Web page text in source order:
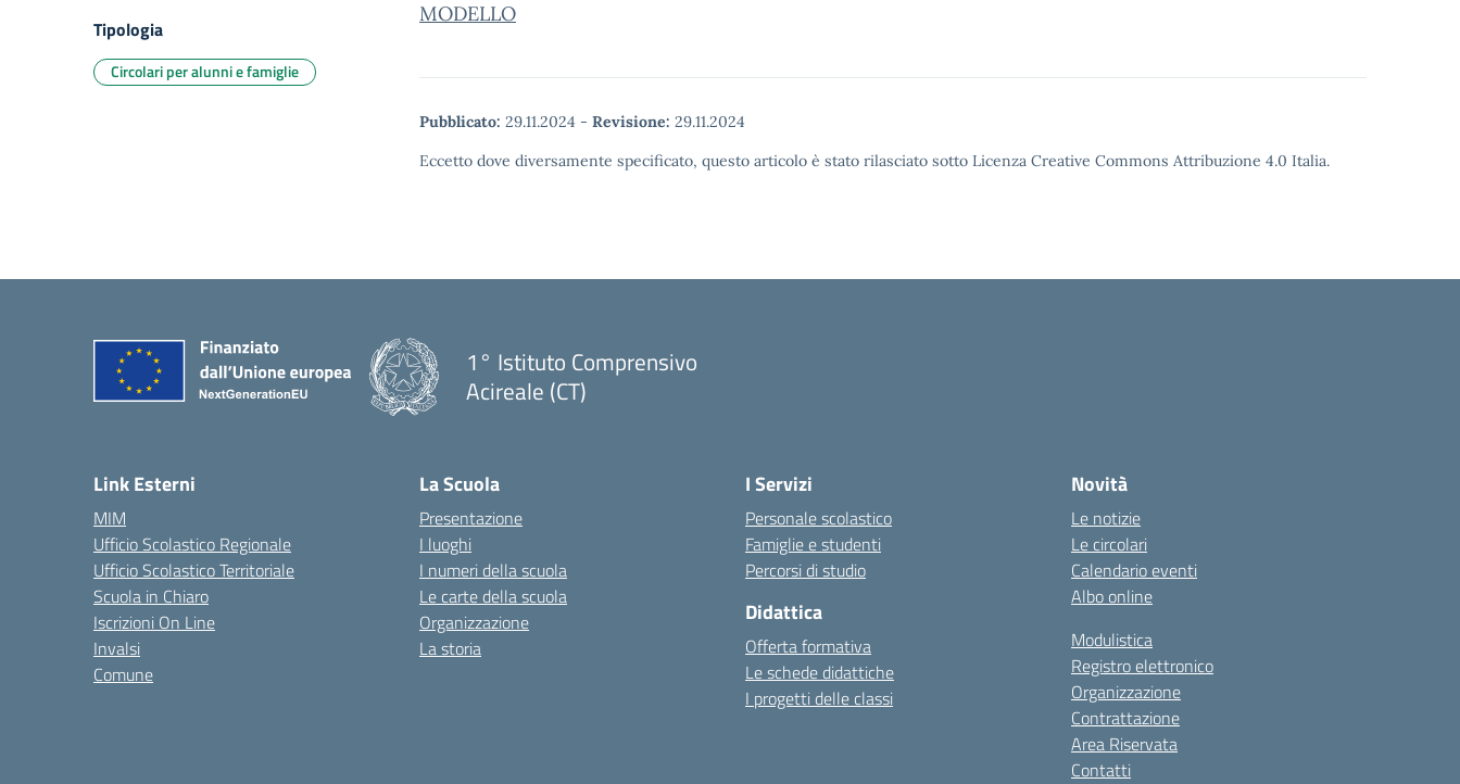
MODELLO
Pubblicato: 29.11.2024 - Revisione: 29.11.2024
Eccetto dove diversamente specificato, questo articolo è stato rilasciato sotto Licenza Creative Commons Attribuzione 4.0 Italia.
Tipologia
Circolari per alunni e famiglie
1° Istituto Comprensivo
Acireale (CT)
Link Esterni
MIM
Ufficio Scolastico Regionale
Ufficio Scolastico Territoriale
Scuola in Chiaro
Iscrizioni On Line
Invalsi
Comune
La Scuola
Presentazione
I luoghi
I numeri della scuola
Le carte della scuola
Organizzazione
La storia
I Servizi
Personale scolastico
Famiglie e studenti
Percorsi di studio
Didattica
Offerta formativa
Le schede didattiche
I progetti delle classi
Novità
Le notizie
Le circolari
Calendario eventi
Albo online
Modulistica
Registro elettronico
Organizzazione
Contrattazione
Area Riservata
Contatti